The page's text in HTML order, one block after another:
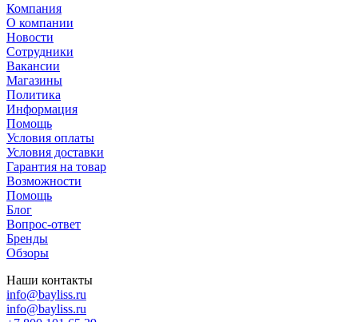
Компания
О компании
Новости
Сотрудники
Вакансии
Магазины
Политика
Информация
Помощь
Условия оплаты
Условия доставки
Гарантия на товар
Возможности
Помощь
Блог
Вопрос-ответ
Бренды
Обзоры
Наши контакты
info@bayliss.ru
info@bayliss.ru